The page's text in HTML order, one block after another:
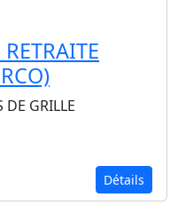
GRILLE
Détails